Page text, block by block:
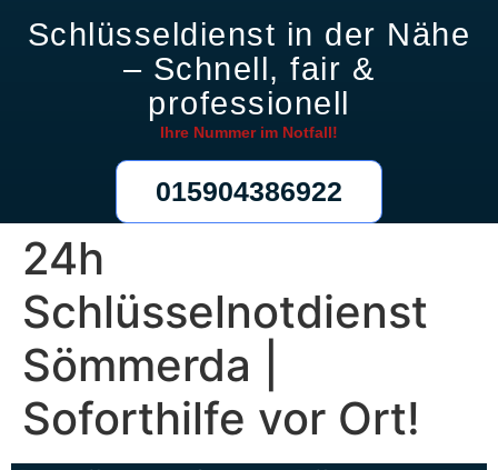
Schlüsseldienst in der Nähe
– Schnell, fair &
professionell
Ihre Nummer im Notfall!
015904386922
24h
Schlüsselnotdienst
Sömmerda |
Soforthilfe vor Ort!